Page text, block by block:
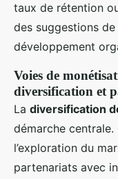
taux de rétention
des suggestions
développement
Voies de
diversification et
La diversification
démarche
l’exploration du
partenariats avec